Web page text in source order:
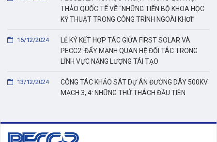
THẢO QUỐC TẾ VỀ “NHỮNG TIẾN BỘ KHOA HỌC
KỸ THUẬT TRONG CÔNG TRÌNH NGOÀI KHƠI”
LỄ KÝ KẾT HỢP TÁC GIỮA FIRST SOLAR VÀ
PECC2: ĐẨY MẠNH QUAN HỆ ĐỐI TÁC TRONG
LĨNH VỰC NĂNG LƯỢNG TÁI TẠO
16/12/2024
CÔNG TÁC KHẢO SÁT DỰ ÁN ĐƯỜNG DÂY 500KV
MẠCH 3, 4: NHỮNG THỬ THÁCH ĐẦU TIÊN
13/12/2024